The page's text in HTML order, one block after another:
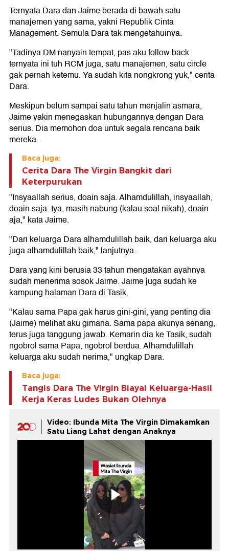
Ternyata Dara dan Jaime berada di bawah satu
manajemen yang sama, yakni Republik Cinta
Management. Semula Dara tak mengetahuinya.
"Tadinya DM nanyain tempat, pas aku follow back
ternyata ini tuh RCM juga, satu manajemen, satu circle
gak pernah ketemu. Ya sudah kita nongkrong yuk," cerita
Dara.
Meskipun belum sampai satu tahun menjalin asmara,
Jaime yakin menegaskan hubungannya dengan Dara
serius. Dia memohon doa untuk segala rencana baik
mereka.
Baca juga:
Cerita Dara The Virgin Bangkit dari
Keterpurukan
"Insyaallah serius, doain saja. Alhamdulillah, insyaallah,
doain saja. Iya, masih nabung (kalau soal nikah), doain
aja," kata Jaime.
"Dari keluarga Dara alhamdulillah baik, dari keluarga aku
juga alhamdulillah baik," lanjutnya.
Dara yang kini berusia 33 tahun mengatakan ayahnya
sudah menerima sosok Jaime. Jaime juga sudah ke
kampung halaman Dara di Tasik.
"Kalau sama Papa gak harus gini-gini, yang penting dia
(Jaime) melihat aku gimana. Sama papa akunya senang,
terus juga tanggung jawab. Kemarin dia ke Tasik, sudah
ngobrol sama Papa, ngobrol berdua. Alhamdulillah
keluarga aku sudah nerima," ungkap Dara.
Baca juga:
Tangis Dara The Virgin Biayai Keluarga-Hasil
Kerja Keras Ludes Bukan Olehnya
Video: Ibunda Mita The Virgin Dimakamkan
Satu Liang Lahat dengan Anaknya